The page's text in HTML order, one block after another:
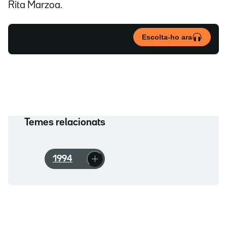
Rita Marzoa.
Escolta-ho ara
Temes relacionats
1994